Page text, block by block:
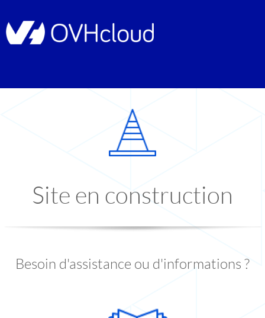
Site en construction
Besoin d'assistance ou d'informations ?